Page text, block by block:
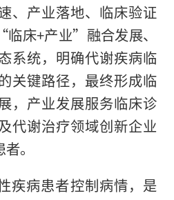
、产业落地、临床验证
床+产业”融合发展、
系统，明确代谢疾病临
关键路径，最终形成临
，产业发展服务临床诊
代谢治疗领域创新企业
。
疾病患者控制病情，是